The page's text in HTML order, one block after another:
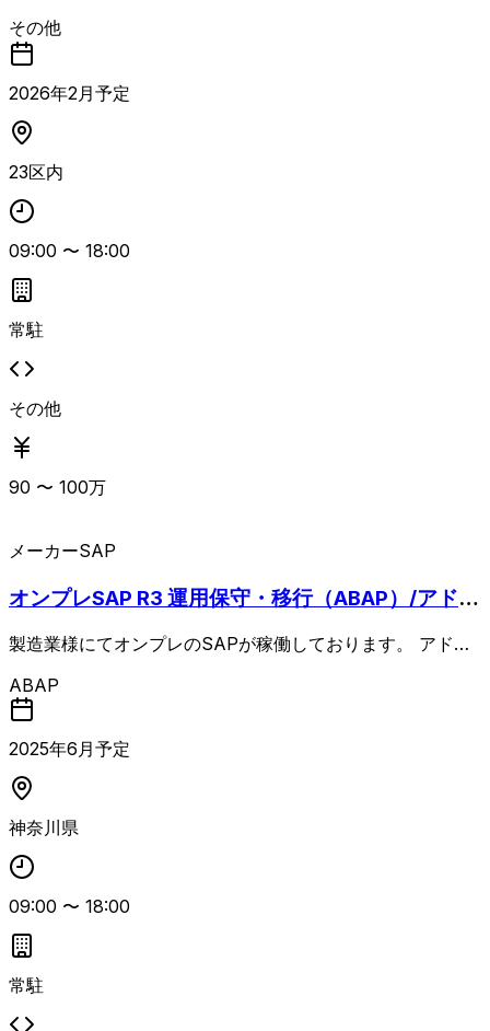
す。 保守ではなく導入フェーズが中心で、SAP FI（AA）
領域での導入プロジェクト対応および複雑なアドオン設計対
応が主な業務となります。 FI-AA領域で3〜4年以上の実務
経験と、複雑なアドオン設計経験を有する即戦力クラスを想
定しています。 長期参画が可能で、100％オンサイトでの勤
その他
2026年2 月予定
23区内
09:00 〜 18:00
常駐
その他
90 〜 100万
メーカーSAP
オンプレSAP R3 運用保守・移行（ABAP）/アドオ
製造業様にてオンプレのSAPが稼働しております。 アドオ
構築含めて上流としてのマネジメント経験要求されます。
自走して運用保守業務、及び不具合対応を実施して頂ける方
ABAP
2025年6月予定
神奈川県
09:00 〜 18:00
常駐